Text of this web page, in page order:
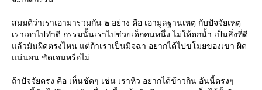
สมมติว่าเราเอามารวมกัน ๒ อย่าง คือ เอามูลฐานเหตุ กับปัจจัยเหตุ
เราเอาไปทำดี กรรมนั้นเราไปช่วยเด็กคนหนึ่ง ไม่ให้ตกน้ำ เป็นสิ่งที่ดี
ล้วมันผิดตรงไหน แต่ถ้าเราเป็นมิจฉา อยากได้ไปขโมยของเขา ผิด
น่นอน ชัดเจนหรือไม่
ถ้าปัจจัยตรง คือ เห็นชัดๆ เช่น เราหิว อยากได้ข้าวกิน อันนี้ตรงๆ